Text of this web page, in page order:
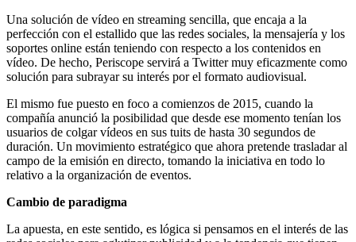
Una solución de vídeo en streaming sencilla, que encaja a la
perfección con el estallido que las redes sociales, la mensajería y los
soportes online están teniendo con respecto a los contenidos en
vídeo. De hecho, Periscope servirá a Twitter muy eficazmente como
solución para subrayar su interés por el formato audiovisual.
El mismo fue puesto en foco a comienzos de 2015, cuando la
compañía anunció la posibilidad que desde ese momento tenían los
usuarios de colgar vídeos en sus tuits de hasta 30 segundos de
duración. Un movimiento estratégico que ahora pretende trasladar al
campo de la emisión en directo, tomando la iniciativa en todo lo
relativo a la organización de eventos.
Cambio de paradigma
La apuesta, en este sentido, es lógica si pensamos en el interés de las